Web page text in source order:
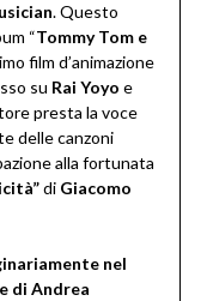
. Questo
“Tommy Tom e
film d’animazione
su Rai Yoyo e
presta la voce
delle canzoni
alla fortunata
di Giacomo
nel
di Andrea